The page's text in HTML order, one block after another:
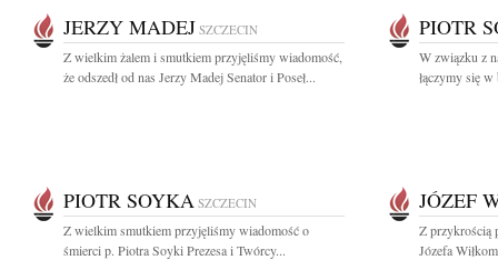
JERZY MADEJ SZCZECIN
Z wielkim żalem i smutkiem przyjęliśmy wiadomość,
że odszedł od nas Jerzy Madej Senator i Poseł...
PIOTR
W związku z
łączymy się
PIOTR SOYKA SZCZECIN
Z wielkim smutkiem przyjęliśmy wiadomość o
śmierci p. Piotra Soyki Prezesa i Twórcy...
JÓZEF
Z przykrością
Józefa